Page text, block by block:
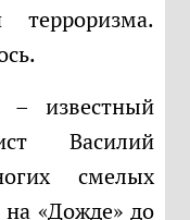
Василий
смелых
«Дожде» до